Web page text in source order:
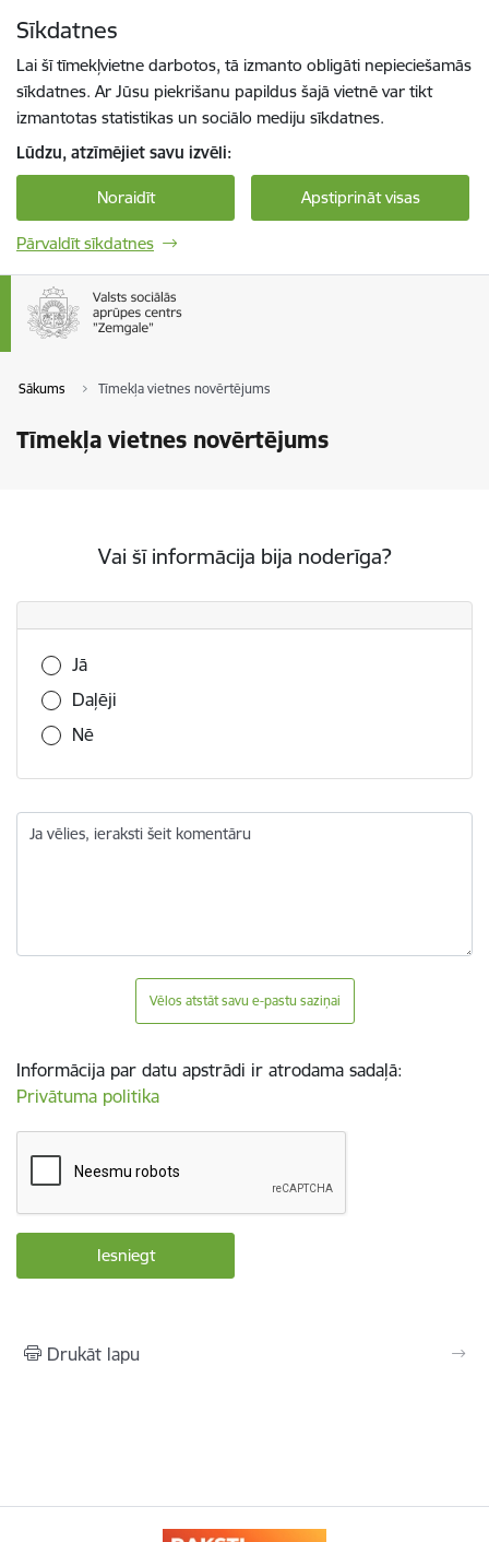
Sīkdatnes
Lai šī tīmekļvietne darbotos, tā izmanto obligāti nepieciešamās
sīkdatnes. Ar Jūsu piekrišanu papildus šajā vietnē var tikt
izmantotas statistikas un sociālo mediju sīkdatnes.
Lūdzu, atzīmējiet savu izvēli:
Noraidīt Apstiprināt visas
Pārvaldīt sīkdatnes
Sākums Tīmekļa vietnes novērtējums
Tīmekļa vietnes novērtējums
Vai šī informācija bija noderīga?
Vai šī informācija bija noderīga?
Jā
Daļēji
Nē
Ja vēlies, ieraksti šeit komentāru
Vēlos atstāt savu e-pastu saziņai
Informācija par datu apstrādi ir atrodama sadaļā:
Privātuma politika
Drukāt lapu